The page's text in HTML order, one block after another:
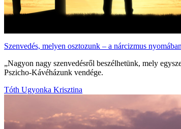
Szenvedés, melyen osztozunk – a nárcizmus nyomában
„Nagyon nagy szenvedésről beszélhetünk, mely
Pszicho-Kávéházunk vendége.
Tóth Ugyonka Krisztina